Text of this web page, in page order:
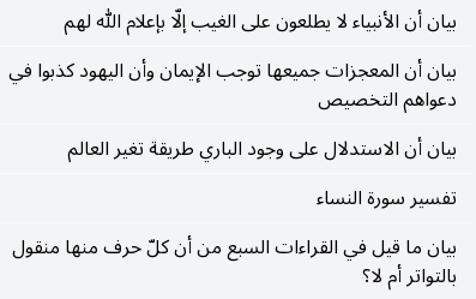
بيان أن الأنبياء لا يطلعون على الغيب إلّا بإعلام الله لهم
بيان أن المعجزات جميعها توجب الإيمان وأن اليهود كذبوا في
دعواهم التخصيص
بيان أن الاستدلال على وجود الباري طريقة تغير العالم
تفسير سورة النساء
بيان ما قيل في القراءات السبع من أن كلّ حرف منها منقول
بالتواتر أم لا؟